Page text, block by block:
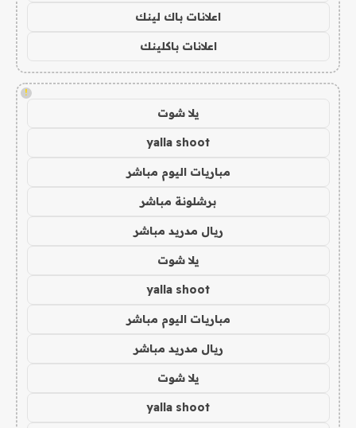
اعلانات باك لينك
اعلانات باكلينك
!
يلا شوت
yalla shoot
مباريات اليوم مباشر
برشلونة مباشر
ريال مدريد مباشر
يلا شوت
yalla shoot
مباريات اليوم مباشر
ريال مدريد مباشر
يلا شوت
yalla shoot